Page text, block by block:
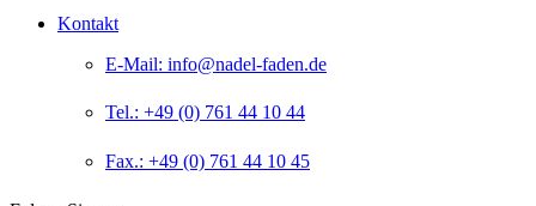
Kontakt
E-Mail: info@nadel-faden.de
Tel.: +49 (0) 761 44 10 44
Fax.: +49 (0) 761 44 10 45